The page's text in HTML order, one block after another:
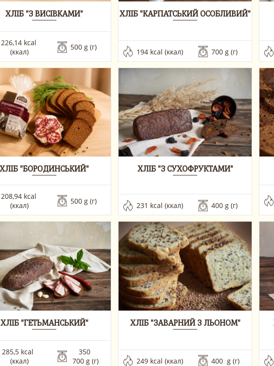
ХЛІБ "З ВИСІВКАМИ"
226,14 kcal
(ккал)
500 g (г)
ХЛІБ "КАРПАТСЬКИЙ ОСОБЛИВИЙ"
194 kcal (ккал) 700 g (г)
ХЛІБ "БОРОДИНСЬКИЙ"
208,94 kcal
(ккал)
500 g (г)
ХЛІБ "З СУХОФРУКТАМИ"
231 kcal (ккал) 400 g (г)
ХЛІБ "ГЕТЬМАНСЬКИЙ"
285,5 kcal
(ккал)
350
700 g (г)
ХЛІБ "ЗАВАРНИЙ З ЛЬОНОМ"
249 kcal (ккал) 400  g (г)